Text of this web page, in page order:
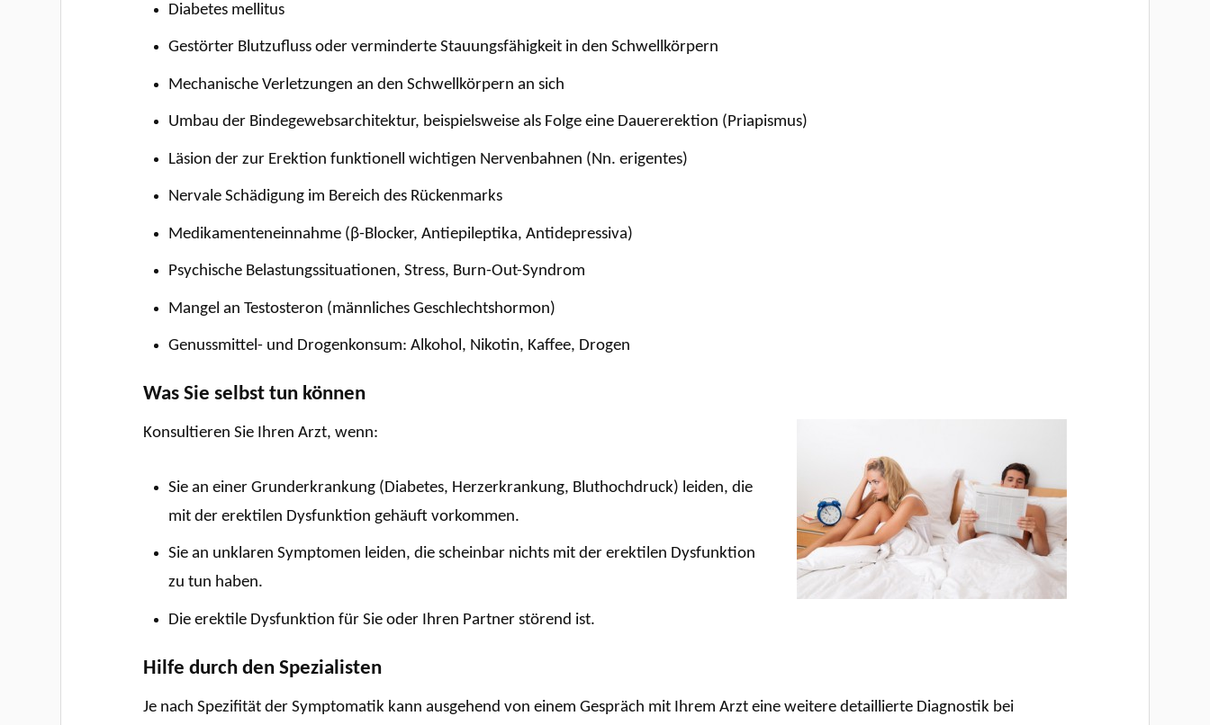
Diabetes mellitus
Gestörter Blutzufluss oder verminderte Stauungsfähigkeit in den Schwellkörpern
Mechanische Verletzungen an den Schwellkörpern an sich
Umbau der Bindegewebsarchitektur, beispielsweise als Folge eine Dauererektion (Priapismus)
Läsion der zur Erektion funktionell wichtigen Nervenbahnen (Nn. erigentes)
Nervale Schädigung im Bereich des Rückenmarks
Medikamenteneinnahme (β-Blocker, Antiepileptika, Antidepressiva)
Psychische Belastungssituationen, Stress, Burn-Out-Syndrom
Mangel an Testosteron (männliches Geschlechtshormon)
Genussmittel- und Drogenkonsum: Alkohol, Nikotin, Kaffee, Drogen
Was Sie selbst tun können
Konsultieren Sie Ihren Arzt, wenn:
Sie an einer Grunderkrankung (Diabetes, Herzerkrankung, Bluthochdruck) leiden, die
mit der erektilen Dysfunktion gehäuft vorkommen.
Sie an unklaren Symptomen leiden, die scheinbar nichts mit der erektilen Dysfunktion
zu tun haben.
Die erektile Dysfunktion für Sie oder Ihren Partner störend ist.
Hilfe durch den Spezialisten
Je nach Spezifität der Symptomatik kann ausgehend von einem Gespräch mit Ihrem Arzt eine weitere detaillierte Diagnostik bei